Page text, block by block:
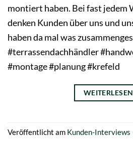
montiert haben. Bei fast
denken Kunden über uns und
haben da mal was
#terrassendachhändler
#montage #planung #krefeld
WEITERLESEN
Veröffentlicht am Kunden-Interviews